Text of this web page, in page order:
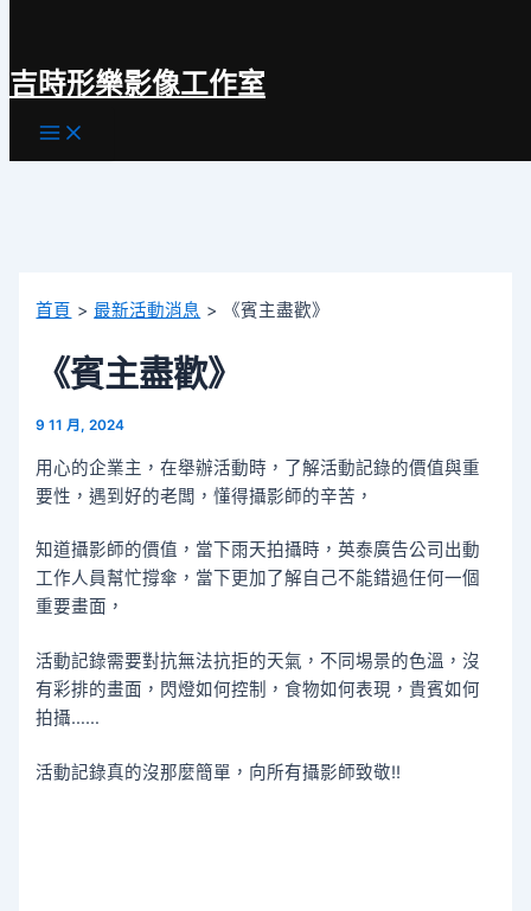
主
容
吉時形樂影像工作室
Main
Menu
首頁 最新活動消息 《賓主盡歡》
《賓主盡歡》
9 11 月, 2024
用心的企業主，在舉辦活動時，了解活動記錄的價值與重
要性，遇到好的老闆，懂得攝影師的辛苦，
知道攝影師的價值，當下雨天拍攝時，英泰廣告公司出動
工作人員幫忙撐傘，當下更加了解自己不能錯過任何一個
重要畫面，
活動記錄需要對抗無法抗拒的天氣，不同埸景的色溫，沒
有彩排的畫面，閃燈如何控制，食物如何表現，貴賓如何
拍攝……
活動記錄真的沒那麼簡單，向所有攝影師致敬!!